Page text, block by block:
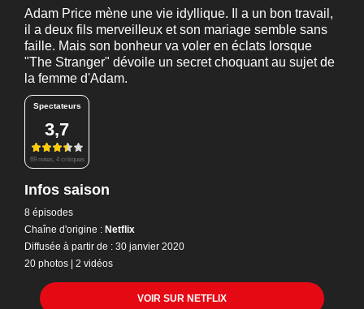
Adam Price mène une vie idyllique. Il a un bon travail,
il a deux fils merveilleux et son mariage semble sans
faille. Mais son bonheur va voler en éclats lorsque
"The Stranger" dévoile un secret choquant au sujet de
la femme d'Adam.
Spectateurs
3,7
69 notes, 4 critiques
Infos saison
8 épisodes
Chaîne d'origine : Netflix
Diffusée à partir de : 30 janvier 2020
20 photos | 2 vidéos
VOIR SUR NETFLIX